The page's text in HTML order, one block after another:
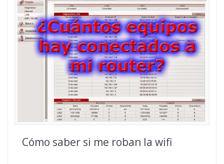
Cómo saber si me roban la wifi